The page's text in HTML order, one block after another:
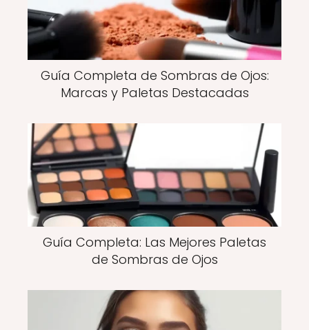
Guía Completa de Sombras de Ojos:
Marcas y Paletas Destacadas
Guía Completa: Las Mejores Paletas
de Sombras de Ojos